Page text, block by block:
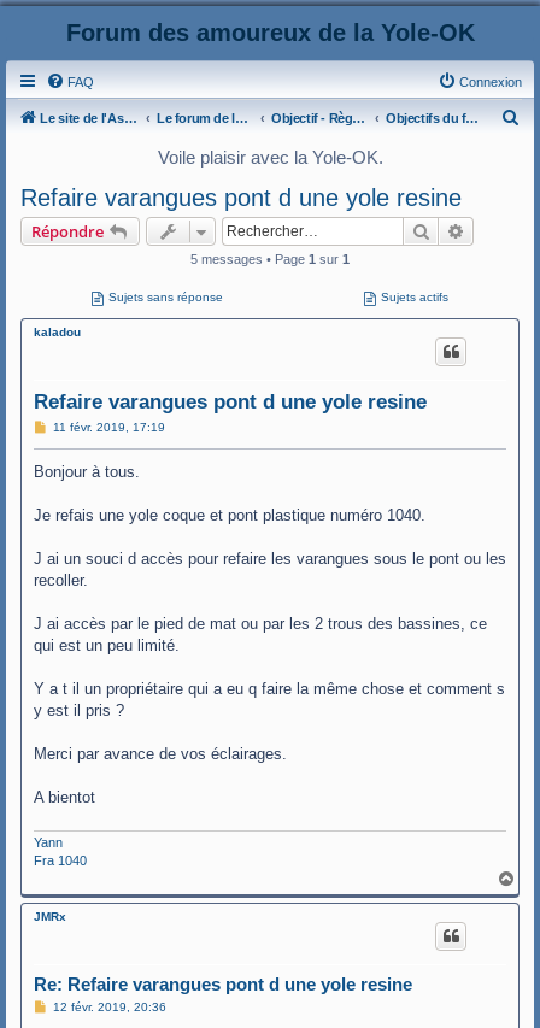
Forum des amoureux de la Yole-OK
FAQ Connexion
Le site de l'AspryOK Le forum de la Yole-OK Objectif - Règles et usages du forum Yole-OK Objectifs du forum
Voile plaisir avec la Yole-OK.
Refaire varangues pont d une yole resine
Répondre Rechercher
5 messages • Page 1 sur 1
Sujets sans réponse Sujets actifs
kaladou
Refaire varangues pont d une yole resine
M
s
e
11 févr. 2019, 17:19
Bonjour à tous.
Je refais une yole coque et pont plastique numéro 1040.
J ai un souci d accès pour refaire les varangues sous le pont ou les
recoller.
J ai accès par le pied de mat ou par les 2 trous des bassines, ce
qui est un peu limité.
Y a t il un propriétaire qui a eu q faire la même chose et comment s
y est il pris ?
Merci par avance de vos éclairages.
A bientot
Yann
Fra 1040
a
u
JMRx
Re: Refaire varangues pont d une yole resine
M
12 févr. 2019, 20:36